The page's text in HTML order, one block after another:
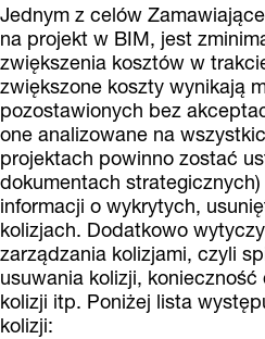
Jednym z celów
na projekt w BIM, jest
zwiększenia kosztów w
zwiększone koszty wynikają
pozostawionych bez
one analizowane na
projektach powinno zostać
dokumentach
informacji o wykrytych,
kolizjach. Dodatkowo
zarządzania kolizjami, czyli
usuwania kolizji,
kolizji itp. Poniżej lista
kolizji: